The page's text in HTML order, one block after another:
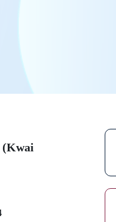
(Kwai